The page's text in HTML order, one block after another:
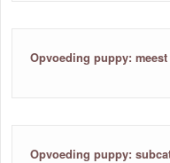
Opvoeding puppy:
Opvoeding puppy: